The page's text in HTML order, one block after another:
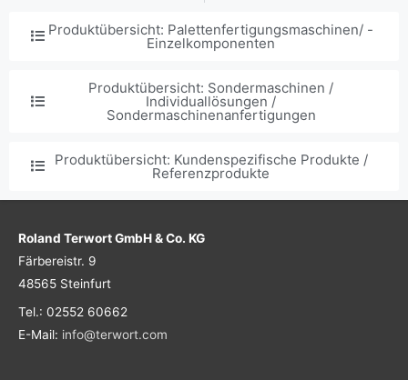
Produktübersicht: Palettenfertigungsmaschinen/ -
Einzelkomponenten
Produktübersicht: Sondermaschinen /
Individuallösungen /
Sondermaschinenanfertigungen
Produktübersicht: Kundenspezifische Produkte /
Referenzprodukte
Roland Terwort GmbH & Co. KG
Färbereistr. 9
48565 Steinfurt
Tel.: 02552 60662
E-Mail: info@terwort.com